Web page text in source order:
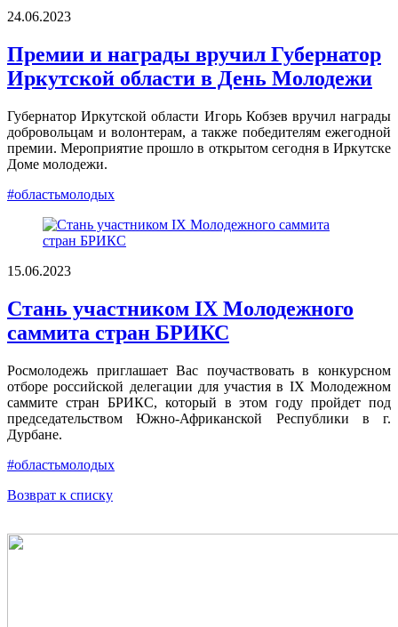
24.06.2023
Премии и награды вручил Губернатор
Иркутской области в День Молодежи
Губернатор Иркутской области Игорь Кобзев вручил награды
добровольцам и волонтерам, а также победителям ежегодной
премии. Мероприятие прошло в открытом сегодня в Иркутске
Доме молодежи.
#областьмолодых
15.06.2023
Стань участником IX Молодежного
саммита стран БРИКС
Росмолодежь приглашает Вас поучаствовать в конкурсном
отборе российской делегации для участия в IX Молодежном
саммите стран БРИКС, который в этом году пройдет под
председательством Южно-Африканской Республики в г.
Дурбане.
#областьмолодых
Возврат к списку